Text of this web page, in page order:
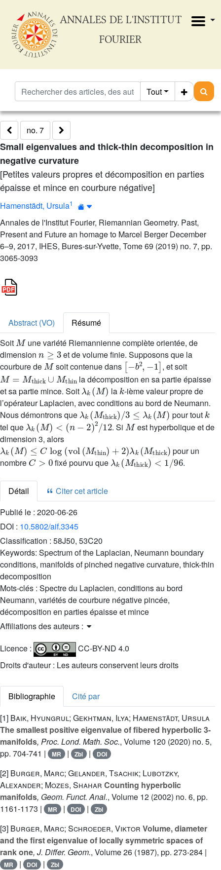
ANNALES DE L'INSTITUT
FOURIER
Tout
no. 7
Small eigenvalues and thick-thin decomposition in
negative curvature
[Petites valeurs propres et décomposition en parties
épaisse et mince en courbure négative]
Hamenstädt, Ursula1
Annales de l'Institut Fourier, Riemannian Geometry. Past,
Present and Future an homage to Marcel Berger December
6–9, 2017, IHES, Bures-sur-Yvette, Tome 69 (2019) no. 7, pp.
3065-3093
Abstract (VO)
Résumé
Soit
M
une variété Riemannienne complète orientée, de
dimension
n≥3
et de volume finie. Supposons que la
courbure de
M
soit contenue dans
[-b2,-1]
, et soit
M=Mthick∪M thin
la décomposition en sa partie épaisse
et sa partie mince. Soit
λk(M)
la
k
-ième valeur propre de
l’opérateur Laplacien, avec conditions au bord de Neumann.
Nous démontrons que
λk(Mthick)/3≤λk(M)
pour tout
k
tel que
λk(M)<(n-2)2/12
. Si
M
est hyperbolique et de
dimension 3, alors
λk(M)≤Clog(vol ) M
pour un
nombre
C>0
fixé pourvu que
λk (Mthick)<1/96
.
Détail
Citer cet article
Publié le : 2020-06-26
DOI : 10.5802/aif.3345
Classification : 58J50, 53C20
Keywords: Spectrum of the Laplacian, Neumann boundary
conditions, manifolds of pinched negative curvature, thick-thin
decomposition
Mots-clés : Spectre du Laplacien, conditions au bord
Neumann, variétés de courbure négative pincée,
décomposition en parties épaisse et mince
Affiliations des auteurs :
Licence :
CC-BY-ND 4.0
Droits d'auteur : Les auteurs conservent leurs droits
Bibliographie
Cité par
[1] Baik, Hyungrul; Gekhtman, Ilya; Hamenstädt, Ursula
The smallest positive eigenvalue of fibered hyperbolic 3-
manifolds, Proc. Lond. Math. Soc., Volume 120 (2020) no. 5,
pp. 704-741 |
MR | Zbl | DOI
[2] Burger, Marc; Gelander, Tsachik; Lubotzky,
Alexander; Mozes, Shahar Counting hyperbolic
manifolds, Geom. Funct. Anal., Volume 12 (2002) no. 6, pp.
1161-1173 |
MR | DOI | Zbl
[3] Burger, Marc; Schroeder, Viktor Volume, diameter
and the first eigenvalue of locally symmetric spaces of
rank one, J. Differ. Geom., Volume 26 (1987), pp. 273-284 |
MR | DOI | Zbl